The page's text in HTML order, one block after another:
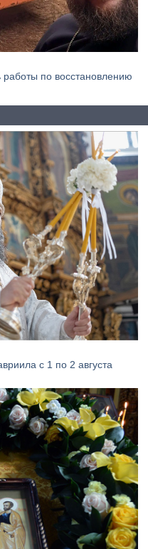
по восстановлению
с 1 по 2 августа